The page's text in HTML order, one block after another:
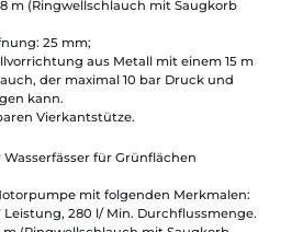
m (Ringwellschlauch mit Saugkorb
25 mm;
aus Metall mit einem 15 m
der maximal 10 bar Druck und
kann.
Vierkantstütze.
Wasserfässer für Grünflächen
mit folgenden Merkmalen:
Leistung, 280 l/ Min. Durchflussmenge.